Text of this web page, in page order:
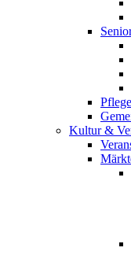
Kultur &